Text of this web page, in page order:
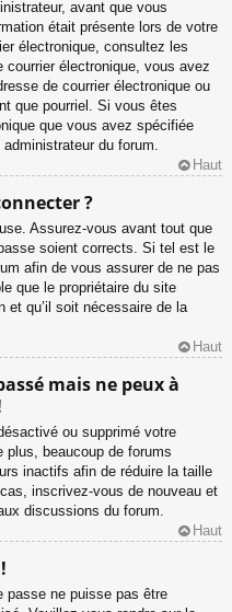
avant que vous
était présente lors de votre
électronique, consultez les
électronique, vous avez
de courrier électronique ou
que pourriel. Si vous êtes
que vous avez spécifiée
du forum.
Haut
?
Assurez-vous avant tout que
soient corrects. Si tel est le
afin de vous assurer de ne pas
que le propriétaire du site
et qu’il soit nécessaire de la
Haut
mais ne peux à
ou supprimé votre
plus, beaucoup de forums
inactifs afin de réduire la taille
inscrivez-vous de nouveau et
discussions du forum.
Haut
passe ne puisse pas être